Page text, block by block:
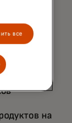
на
все